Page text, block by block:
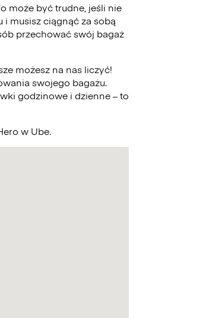
może być trudne, jeśli nie
musisz ciągnąć za sobą
przechować swój bagaż
możesz na nas liczyć!
swojego bagażu.
godzinowe i dzienne – to
w Ube.